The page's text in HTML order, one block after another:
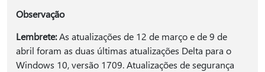
Observação
Lembrete:As atualizações de 12 de março e de 9 de
abril foram as duas últimas atualizações Delta para o
Windows 10, versão 1709. Atualizações de segurança